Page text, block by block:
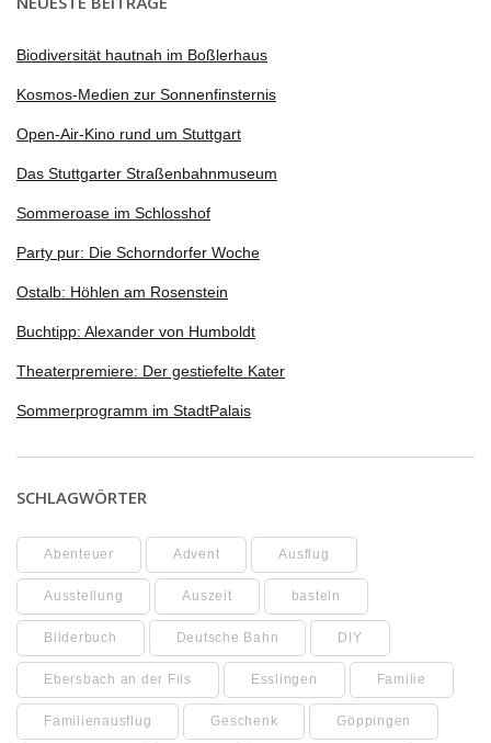
Biodiversität hautnah im Boßlerhaus
Kosmos-Medien zur Sonnenfinsternis
Open-Air-Kino rund um Stuttgart
Das Stuttgarter Straßenbahnmuseum
Sommeroase im Schlosshof
Party pur: Die Schorndorfer Woche
Ostalb: Höhlen am Rosenstein
Buchtipp: Alexander von Humboldt
Theaterpremiere: Der gestiefelte Kater
Sommerprogramm im StadtPalais
SCHLAGWÖRTER
Abenteuer Advent Ausflug
Ausstellung Auszeit basteln
Bilderbuch Deutsche Bahn DIY
Ebersbach an der Fils Esslingen Familie
Familienausflug Geschenk Göppingen